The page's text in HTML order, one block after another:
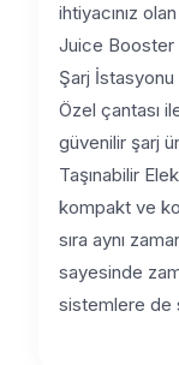
ihtiyacınız
Juice Booster
Şarj
Özel çantası
güvenilir şarj
Taşınabilir
kompakt ve
sıra aynı
sayesinde
sistemlere de